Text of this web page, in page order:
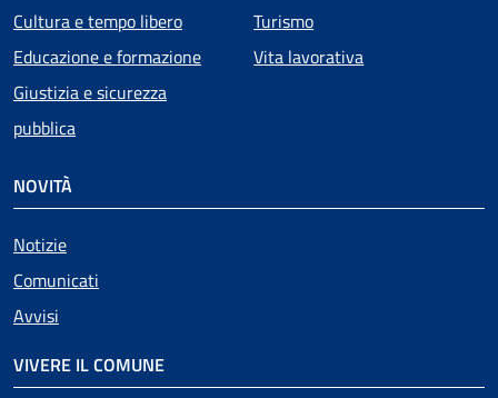
Cultura e tempo libero
Educazione e formazione
Giustizia e sicurezza
pubblica
Turismo
Vita lavorativa
NOVITÀ
Notizie
Comunicati
Avvisi
VIVERE IL COMUNE